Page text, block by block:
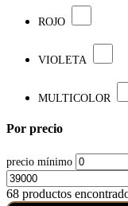
ROJO
VIOLETA
MULTICOLOR
Por precio
precio mínimo
68 productos